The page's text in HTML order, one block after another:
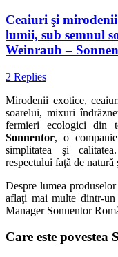
Ceaiuri şi
lumii, sub semnul
Weinraub –
2 Replies
Mirodenii exotice,
soarelui, mixuri
fermieri ecologici din
Sonnentor, o
simplitatea şi
respectului faţă de
Despre lumea
aflaţi mai multe dintr-
Manager Sonnentor
Care este povestea